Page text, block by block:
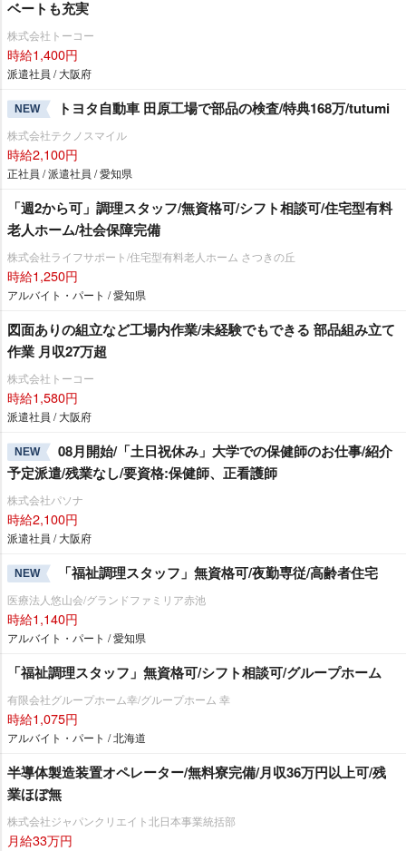
ベートも充実
株式会社トーコー
時給1,400円
派遣社員 / 大阪府
NEW トヨタ自動車 田原工場で部品の検査/特典168万/tutumi
株式会社テクノスマイル
時給2,100円
正社員 / 派遣社員 / 愛知県
「週2から可」調理スタッフ/無資格可/シフト相談可/住宅型有料
老人ホーム/社会保障完備
株式会社ライフサポート/住宅型有料老人ホーム さつきの丘
時給1,250円
アルバイト・パート / 愛知県
図面ありの組立など工場内作業/未経験でもできる 部品組み立て
作業 月収27万超
株式会社トーコー
時給1,580円
派遣社員 / 大阪府
NEW
08月開始/「土日祝休み」大学での保健師のお仕事/紹介
予定派遣/残業なし/要資格:保健師、正看護師
株式会社パソナ
時給2,100円
派遣社員 / 大阪府
NEW 「福祉調理スタッフ」無資格可/夜勤専従/高齢者住宅
医療法人悠山会/グランドファミリア赤池
時給1,140円
アルバイト・パート / 愛知県
「福祉調理スタッフ」無資格可/シフト相談可/グループホーム
有限会社グループホーム幸/グループホーム 幸
時給1,075円
アルバイト・パート / 北海道
半導体製造装置オペレーター/無料寮完備/月収36万円以上可/残
業ほぼ無
株式会社ジャパンクリエイト北日本事業統括部
月給33万円